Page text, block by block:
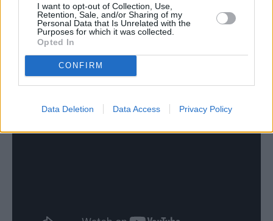
I want to opt-out of Collection, Use,
Retention, Sale, and/or Sharing of my
Personal Data that Is Unrelated with the
Purposes for which it was collected.
Opted In
CONFIRM
Data Deletion Data Access Privacy Policy
συγκινημένος. Ένα ιδιαίτερο ευχαριστώ στον
γιατρό μου και όλο το νοσηλευτικό
προσωπικό. Φιλιά στο γλυκό μου Ναταλάκι
και όλη την ομάδα», ήταν το μήνυμα που
έστειλε ο Ανδρέας Μικρούτσικος.